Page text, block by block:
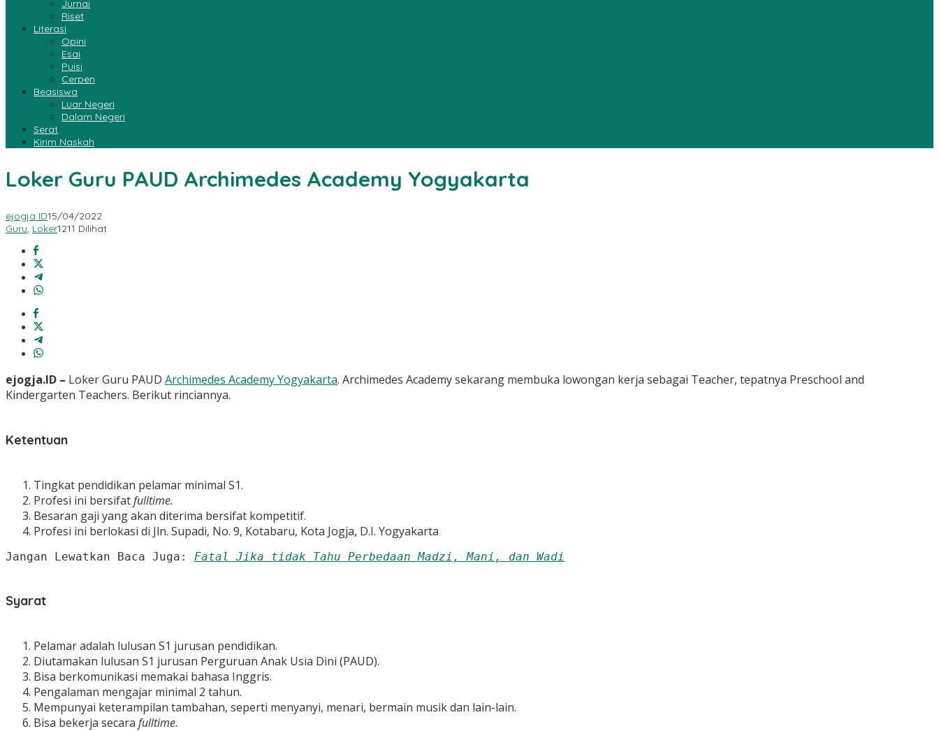
Jurnai
Riset
Literasi
Opini
Esai
Puisi
Cerpen
Beasiswa
Luar Negeri
Dalam Negeri
Serat
Kirim Naskah
Loker Guru PAUD Archimedes Academy Yogyakarta
ejogja ID15/04/2022
Guru, Loker1211 Dilihat
ejogja.ID – Loker Guru PAUD Archimedes Academy Yogyakarta. Archimedes Academy sekarang membuka lowongan kerja sebagai Teacher, tepatnya Preschool and
Kindergarten Teachers. Berikut rinciannya.
Ketentuan
Tingkat pendidikan pelamar minimal S1.
Profesi ini bersifatfulltime.
Besaran gaji yang akan diterima bersifat kompetitif.
Profesi ini berlokasi di Jln. Supadi, No. 9, Kotabaru, Kota Jogja, D.I. Yogyakarta
Jangan Lewatkan Baca Juga: Fatal Jika tidak Tahu Perbedaan Madzi, Mani, dan Wadi
Syarat
Pelamar adalah lulusan S1 jurusan pendidikan.
Diutamakan lulusan S1 jurusan Perguruan Anak Usia Dini (PAUD).
Bisa berkomunikasi memakai bahasa Inggris.
Pengalaman mengajar minimal 2 tahun.
Mempunyai keterampilan tambahan, seperti menyanyi, menari, bermain musik dan lain-lain.
Bisa bekerja secara fulltime.